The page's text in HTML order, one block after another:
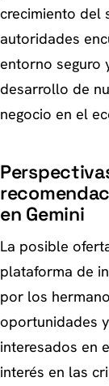
crecimiento del
autoridades
entorno seguro
desarrollo de
negocio en el
en Gemini
La posible
plataforma de
por los
oportunidades
interesados en
interés en las